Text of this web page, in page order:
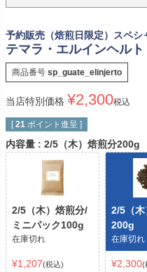
予約販売（焙煎日限定）スペシ
テマラ・エルインヘル
商品番号 sp_guate_elinjerto
当店特別価格 ¥2,300税込
[ 21 ポイント進呈 ]
内容量 2/5（木）焙煎分200g
2/5（木）焙煎分/
ミニパック100g
在庫切れ
¥1,207 税込
2/5（
200g
在庫切れ
¥2,300